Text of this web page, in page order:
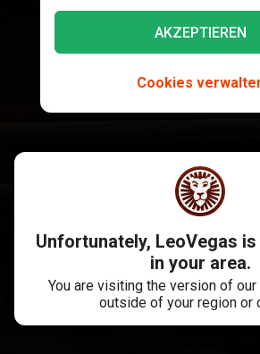
AKZEPTIEREN
Cookies
Unfortunately, LeoVegas
in your area.
You are visiting the version of
outside of your region or